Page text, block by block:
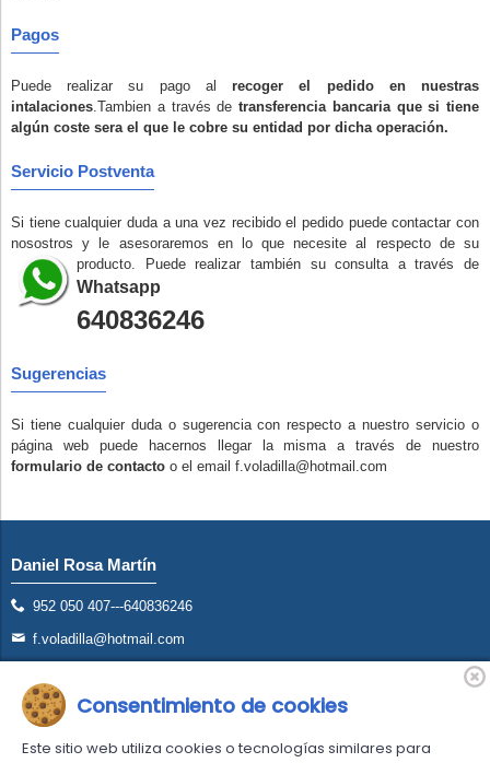
Pagos
Puede realizar su pago alrecoger el pedido en nuestras
intalaciones.Tambien a través de transferencia bancaria que si tiene
algún coste sera el que le cobre su entidad por dicha operación.
Servicio Postventa
Si tiene cualquier duda a una vez recibido el pedido puede contactar con
nosostros y le asesoraremos en lo que necesite al respecto de su
producto. Puede realizar también su consulta a través de
Whatsapp
640836246
Sugerencias
Si tiene cualquier duda o sugerencia con respecto a nuestro servicio o
página web puede hacernos llegar la misma a través de nuestro
formulario de contacto o el email f.voladilla@hotmail.com
Daniel Rosa Martín
952 050 407---640836246
f.voladilla@hotmail.com
Consentimiento de cookies
Este sitio web utiliza cookies o tecnologías similares para